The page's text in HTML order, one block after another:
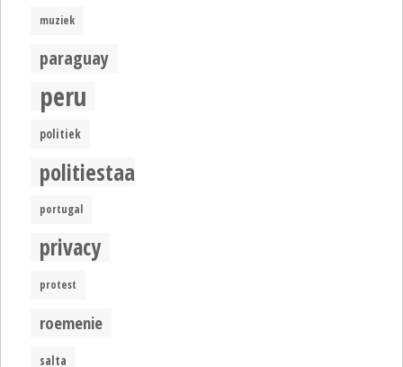
muziek
paraguay
peru
politiek
politiestaat
portugal
privacy
protest
roemenie
salta